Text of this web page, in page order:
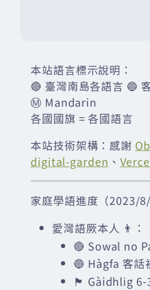
本站語言標示說明：
🔴 臺灣南島各語言 🔵
Ⓜ️ Mandarin
各國國旗 = 各國語言
本站技術架構：感謝
digital-garden 、
家庭學語進度（2023/
愛灣語厥本人 👨：
🔴 Sowal no
🔵 Hàgfa 客話
🏴󠁧󠁢󠁳󠁣󠁴󠁿 Gàidhlig 6-